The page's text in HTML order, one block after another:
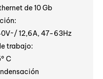
de 10 Gb
12,6A, 47-63Hz
trabajo:
C